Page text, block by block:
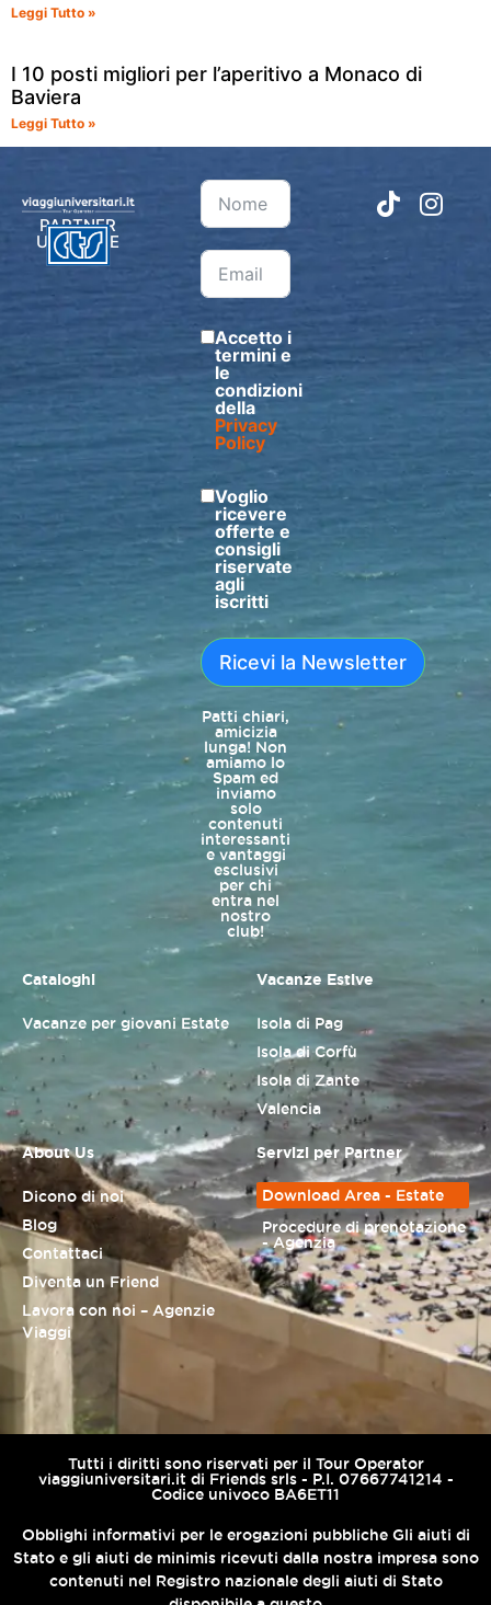
Leggi Tutto »
I 10 posti migliori per l’aperitivo a Monaco di
Baviera
Leggi Tutto »
PARTNER
UFFICIALE
Accetto i
termini e
le
condizioni
della
Privacy
Policy
Voglio
ricevere
offerte e
consigli
riservate
agli
iscritti
Ricevi la Newsletter
Patti chiari,
amicizia
lunga! Non
amiamo lo
Spam ed
inviamo
solo
contenuti
interessanti
e vantaggi
esclusivi
per chi
entra nel
nostro
club!
Cataloghi
Vacanze per giovani Estate
Vacanze Estive
Isola di Pag
Isola di Corfù
Isola di Zante
Valencia
About Us
Dicono di noi
Blog
Contattaci
Diventa un Friend
Lavora con noi – Agenzie
Viaggi
Servizi per Partner
Download Area - Estate
Procedure di prenotazione
- Agenzia
Tutti i diritti sono riservati per il Tour Operator
viaggiuniversitari.it di Friends srls - P.I. 07667741214 -
Codice univoco BA6ET11
Obblighi informativi per le erogazioni pubbliche Gli aiuti di
Stato e gli aiuti de minimis ricevuti dalla nostra impresa sono
contenuti nel Registro nazionale degli aiuti di Stato